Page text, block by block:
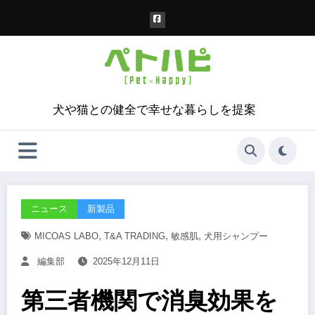
犬や猫との健全で幸せな暮らしを提案
ニュース 新製品
MICOAS LABO, T&A TRADING, 敏感肌, 犬用シャンプー
編集部 2025年12月11日
第三者機関で消臭効果を